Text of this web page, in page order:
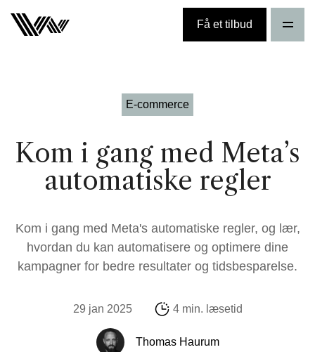
Få et tilbud
E-commerce
Kom i gang med Meta’s
automatiske regler
Kom i gang med Meta's automatiske regler, og lær,
hvordan du kan automatisere og optimere dine
kampagner for bedre resultater og tidsbesparelse.
29 jan 2025 4 min. læsetid
Thomas Haurum